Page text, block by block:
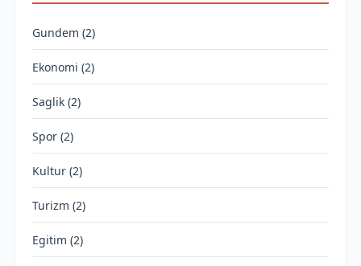
Gundem (2)
Ekonomi (2)
Saglik (2)
Spor (2)
Kultur (2)
Turizm (2)
Egitim (2)